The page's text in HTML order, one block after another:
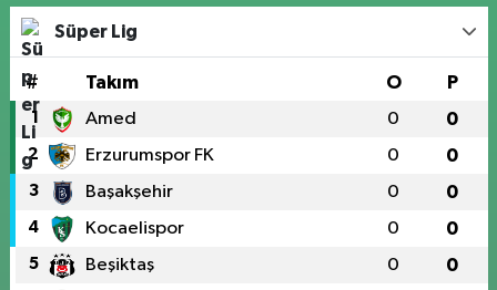
Süper Lig
# Takım O P
1 Amed 0 0
2 Erzurumspor FK 0 0
3 Başakşehir 0 0
4 Kocaelispor 0 0
5 Beşiktaş 0 0